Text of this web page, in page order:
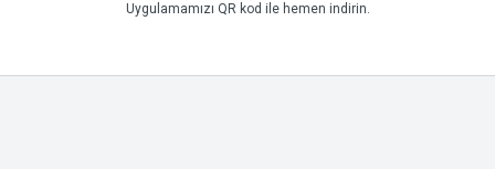
Uygulamamızı QR kod ile hemen indirin.